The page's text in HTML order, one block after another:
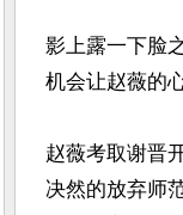
影上露一下脸
机会让赵薇的
赵薇考取谢晋
决然的放弃师